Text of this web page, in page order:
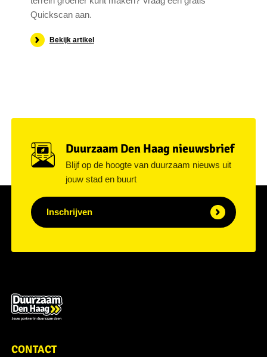
Quickscan aan.
Bekijk artikel
Duurzaam Den Haag nieuwsbrief
Blijf op de hoogte van duurzaam nieuws uit
jouw stad en buurt
Inschrijven
CONTACT